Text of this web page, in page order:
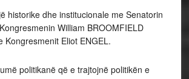
historike dhe institucionale me Senatorin
William BROOMFIELD
Kongresmenit Eliot ENGEL.
politikanë që e trajtojnë politikën e